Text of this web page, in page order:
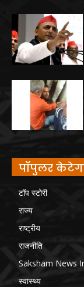
पॉपुलर
टॉप स्टोरी
राज्य
राष्ट्रीय
राजनीति
Saksham News
स्वास्थ्य